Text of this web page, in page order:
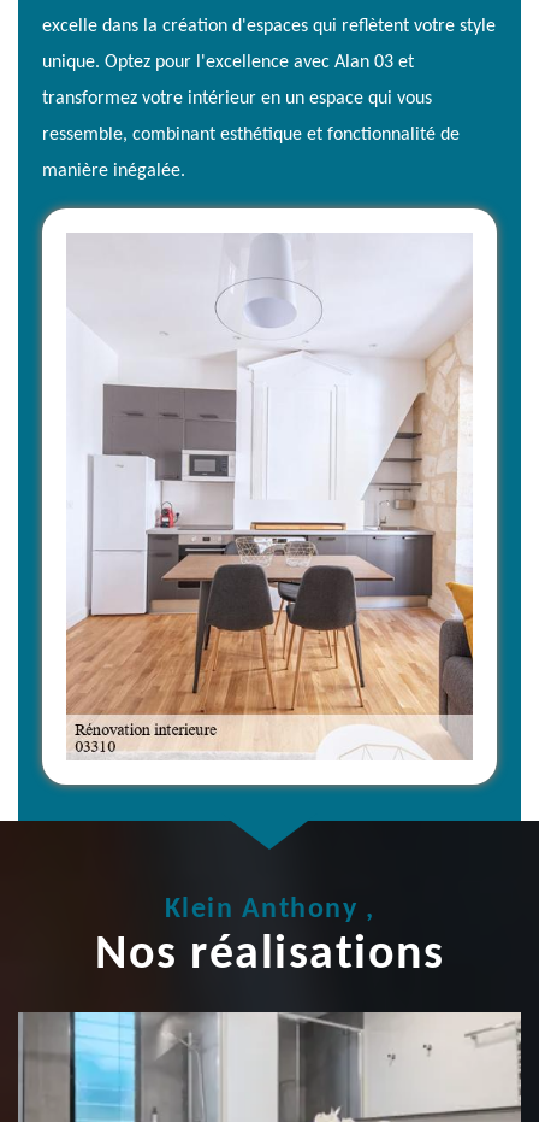
excelle dans la création d'espaces qui reflètent votre style
unique. Optez pour l'excellence avec Alan 03 et
transformez votre intérieur en un espace qui vous
ressemble, combinant esthétique et fonctionnalité de
manière inégalée.
Klein Anthony ,
Nos réalisations